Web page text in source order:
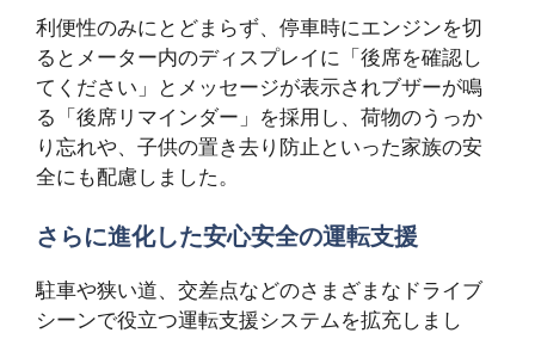
利便性のみにとどまらず、停車時にエンジンを切
るとメーター内のディスプレイに「後席を確認し
てください」とメッセージが表示されブザーが鳴
る「後席リマインダー」を採用し、荷物のうっか
り忘れや、子供の置き去り防止といった家族の安
全にも配慮しました。
さらに進化した安心安全の運転支援
駐車や狭い道、交差点などのさまざまなドライブ
シーンで役立つ運転支援システムを拡充しまし